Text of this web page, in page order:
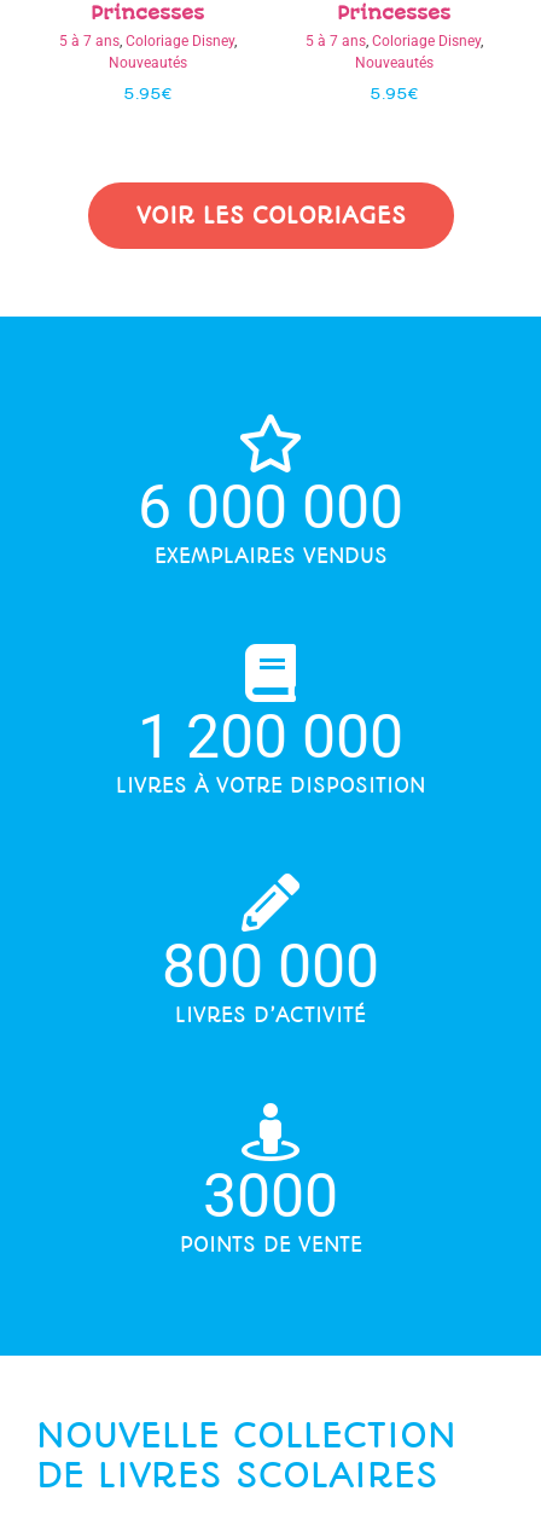
5 à 7 ans,Coloriage Disney
Nouveautés
5.95€
5 à 7 ans,Coloriage Disney
Nouveautés
5.95€
VOIR LES COLORIAGES
6 000 000
EXEMPLAIRES VENDUS
1 200 000
LIVRES À VOTRE DISPOSITION
800 000
LIVRES D’ACTIVITÉ
3000
POINTS DE VENTE
DE LIVRES SCOLAIRES